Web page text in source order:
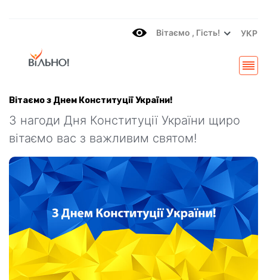
Вітаємo , Гість! УКР
Вітаємо з Днем Конституції України!
З нагоди Дня Конституції України щиро
вітаємо вас з важливим святом!